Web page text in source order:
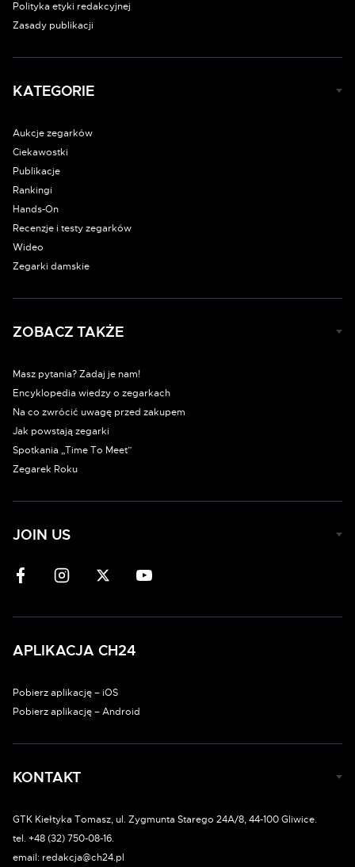
Polityka etyki redakcyjnej
Zasady publikacji
KATEGORIE
Aukcje zegarków
Ciekawostki
Publikacje
Rankingi
Hands-On
Recenzje i testy zegarków
Wideo
Zegarki damskie
ZOBACZ TAKŻE
Masz pytania? Zadaj je nam!
Encyklopedia wiedzy o zegarkach
Na co zwrócić uwagę przed zakupem
Jak powstają zegarki
Spotkania „Time To Meet”
Zegarek Roku
JOIN US
APLIKACJA CH24
Pobierz aplikację – iOS
Pobierz aplikację – Android
KONTAKT
GTK Kiełtyka Tomasz, ul. Zygmunta Starego 24A/8, 44-100 Gliwice.
tel. +48 (32) 750-08-16.
email: redakcja@ch24.pl